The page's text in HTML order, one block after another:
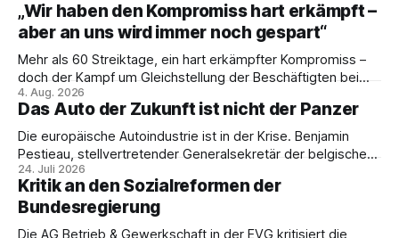
„Wir haben den Kompromiss hart erkämpft –
aber an uns wird immer noch gespart“
Mehr als 60 Streiktage, ein hart erkämpfter Kompromiss –
doch der Kampf um Gleichstellung der Beschäftigten bei
den Vivantes-Töchtern geht weiter. Im Gespräch mit Julia-
C. Stange zieht Nicodem Tomkowiak Bilanz des
Erzwingungsstreiks und formuliert klare Erwartungen an die
Politik.
4. Aug. 2026
Das Auto der Zukunft ist nicht der Panzer
Die europäische Autoindustrie ist in der Krise. Benjamin
Pestieau, stellvertretender Generalsekretär der belgischen
PTB, zeigt, warum das kein technisches Schicksal ist – und
weshalb die Antwort nicht Aufrüstung, sondern eine
demokratische Industriepolitik im Interesse der
Beschäftigten sein muss.
24. Juli 2026
Kritik an den Sozialreformen der
Bundesregierung
Die AG Betrieb & Gewerkschaft in der EVG kritisiert die